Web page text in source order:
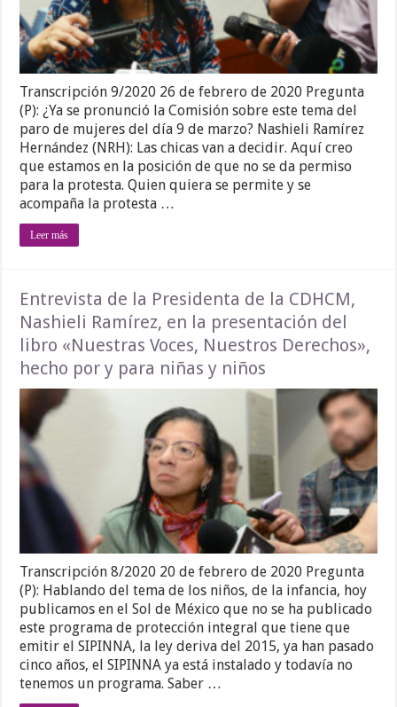
Transcripción 9/2020 26 de febrero de 2020 Pregunta
(P): ¿Ya se pronunció la Comisión sobre este tema del
paro de mujeres del día 9 de marzo? Nashieli Ramírez
Hernández (NRH): Las chicas van a decidir. Aquí creo
que estamos en la posición de que no se da permiso
para la protesta. Quien quiera se permite y se
acompaña la protesta …
Leer más
Entrevista de la Presidenta de la CDHCM,
Nashieli Ramírez, en la presentación del
libro «Nuestras Voces, Nuestros Derechos»,
hecho por y para niñas y niños
Transcripción 8/2020 20 de febrero de 2020 Pregunta
(P): Hablando del tema de los niños, de la infancia, hoy
publicamos en el Sol de México que no se ha publicado
este programa de protección integral que tiene que
emitir el SIPINNA, la ley deriva del 2015, ya han pasado
cinco años, el SIPINNA ya está instalado y todavía no
tenemos un programa. Saber …